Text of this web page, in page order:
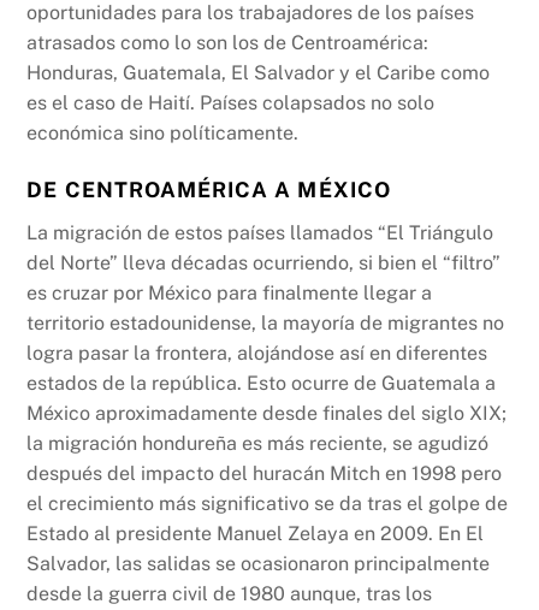
oportunidades para los trabajadores de los países
atrasados como lo son los de Centroamérica:
Honduras, Guatemala, El Salvador y el Caribe como
es el caso de Haití. Países colapsados no solo
económica sino políticamente.
DE CENTROAMÉRICA A MÉXICO
La migración de estos países llamados “El Triángulo
del Norte” lleva décadas ocurriendo, si bien el “filtro”
es cruzar por México para finalmente llegar a
territorio estadounidense, la mayoría de migrantes no
logra pasar la frontera, alojándose así en diferentes
estados de la república. Esto ocurre de Guatemala a
México aproximadamente desde finales del siglo XIX;
la migración hondureña es más reciente, se agudizó
después del impacto del huracán Mitch en 1998 pero
el crecimiento más significativo se da tras el golpe de
Estado al presidente Manuel Zelaya en 2009. En El
Salvador, las salidas se ocasionaron principalmente
desde la guerra civil de 1980 aunque, tras los